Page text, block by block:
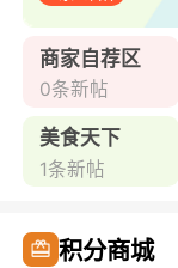
商家自荐区
0条新帖
美食天下
1条新帖
积分商城